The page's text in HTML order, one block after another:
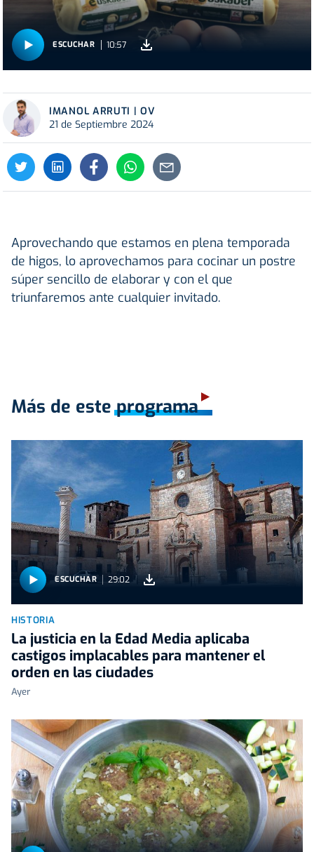
ESCUCHAR 10:57
IMANOL ARRUTI | OV
21 de Septiembre 2024
Aprovechando que estamos en plena temporada
de higos, lo aprovechamos para cocinar un postre
súper sencillo de elaborar y con el que
triunfaremos ante cualquier invitado.
Más de este programa
ESCUCHAR 29:02
HISTORIA
La justicia en la Edad Media aplicaba
castigos implacables para mantener el
orden en las ciudades
Ayer